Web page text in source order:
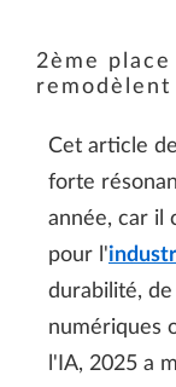
2ème
Cet article
forte
année, car il
pour l'
durabilité,
numériques
l'IA, 2025 a